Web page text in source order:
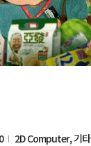
2D Computer, 기타